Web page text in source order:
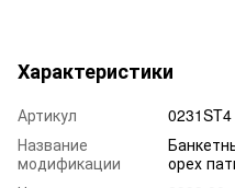
Характеристики
Артикул
0231ST4
Название
модификации
орех